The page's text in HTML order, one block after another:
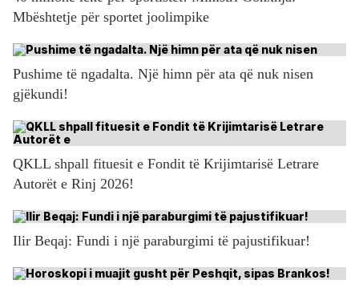
Mbështetje për sportet joolimpike
Pushime të ngadalta. Një himn për ata që nuk nisen
gjëkundi!
QKLL shpall fituesit e Fondit të Krijimtarisë Letrare
Autorët e Rinj 2026!
Ilir Beqaj: Fundi i një paraburgimi të pajustifikuar!